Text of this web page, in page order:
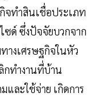
จทำสินเชื่อประเภท
ซด์ ซึ่งปัจจัยบวกจาก
างเศรษฐกิจในหัว
กทำงานที่บ้าน
และใช้จ่าย เกิดการ